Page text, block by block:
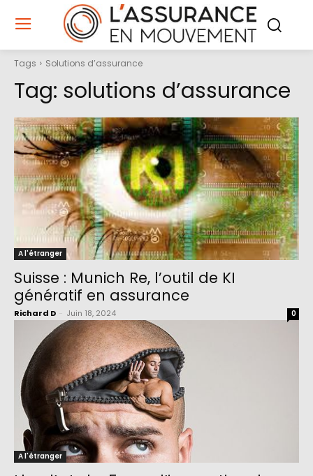
Tags Solutions d’assurance
Tag: solutions d’assurance
A l'étranger
Suisse : Munich Re, l’outil de KI
génératif en assurance
Richard D Juin 18, 2024 0
A l'étranger